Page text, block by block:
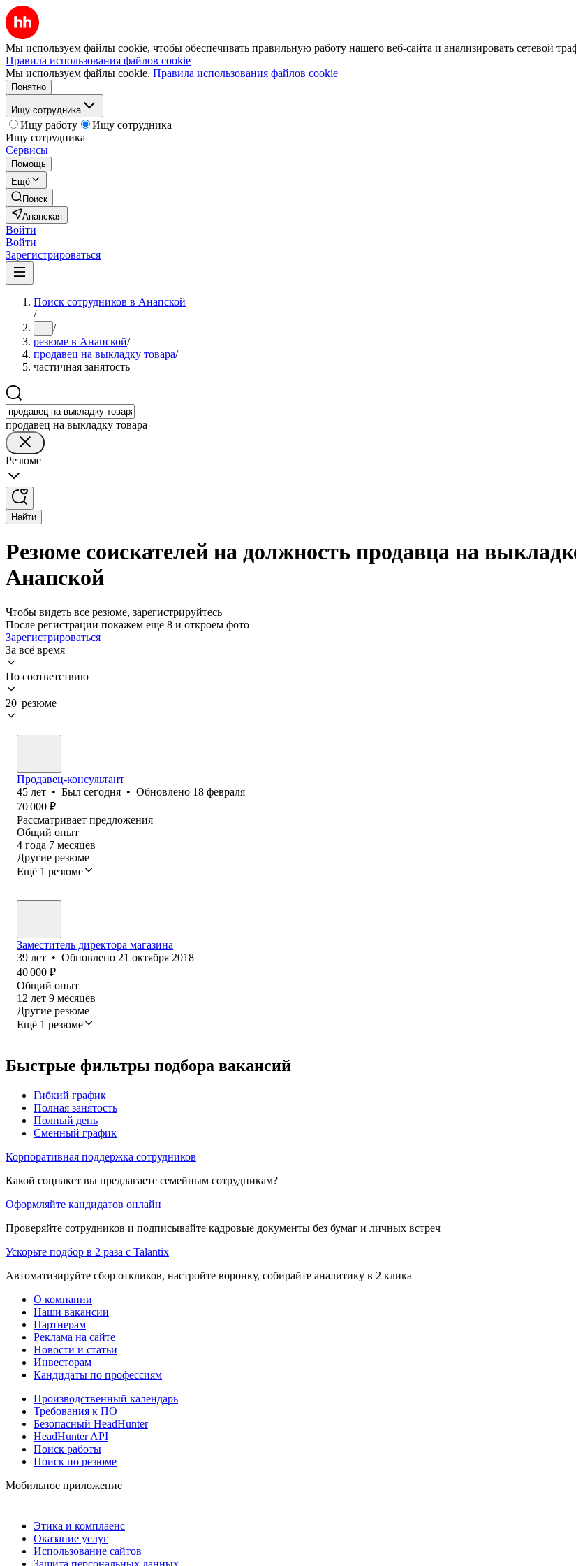
Мы используем файлы cookie, чтобы обеспечивать правильную работу нашего веб-сайта и анализировать сетевой
Правила использования файлов cookie
Мы используем файлы cookie. Правила использования файлов cookie
Понятно
Ищу сотрудника
Ищу работу
Ищу сотрудника
Ищу сотрудника
Сервисы
Помощь
Ещё
Поиск
Анапская
Войти
Войти
Зарегистрироваться
Поиск сотрудников в Анапской
/
... /
резюме в Анапской/
продавец на выкладку товара/
частичная занятость
продавец на выкладку товара
Резюме
Найти
Резюме соискателей на должность продавца на
Анапской
Чтобы видеть все резюме, зарегистрируйтесь
После регистрации покажем ещё 8 и откроем фото
Зарегистрироваться
За всё время
По соответствию
20 резюме
Продавец-консультант
45 лет • Был сегодня • Обновлено 18 февраля
70 000 ₽
Рассматривает предложения
Общий опыт
4 года 7 месяцев
Другие резюме
Ещё 1 резюме
Заместитель директора магазина
39 лет • Обновлено 21 октября 2018
40 000 ₽
Общий опыт
12 лет 9 месяцев
Другие резюме
Ещё 1 резюме
Быстрые фильтры подбора вакансий
Гибкий график
Полная занятость
Полный день
Сменный график
Корпоративная поддержка сотрудников
Какой соцпакет вы предлагаете семейным сотрудникам?
Оформляйте кандидатов онлайн
Проверяйте сотрудников и подписывайте кадровые документы без бумаг и личных встреч
Ускорьте подбор в 2 раза с Talantix
Автоматизируйте сбор откликов, настройте воронку, собирайте аналитику в 2 клика
О компании
Наши вакансии
Партнерам
Реклама на сайте
Новости и статьи
Инвесторам
Кандидаты по профессиям
Производственный календарь
Требования к ПО
Безопасный HeadHunter
HeadHunter API
Поиск работы
Поиск по резюме
Мобильное приложение
Этика и комплаенс
Оказание услуг
Использование сайтов
Защита персональных данных